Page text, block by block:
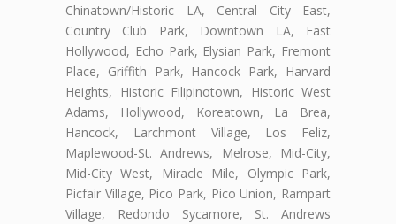
Chinatown/Historic LA, Central City East,
Country Club Park, Downtown LA, East
Hollywood, Echo Park, Elysian Park, Fremont
Place, Griffith Park, Hancock Park, Harvard
Heights, Historic Filipinotown, Historic West
Adams, Hollywood, Koreatown, La Brea,
Hancock, Larchmont Village, Los Feliz,
Maplewood-St. Andrews, Melrose, Mid-City,
Mid-City West, Miracle Mile, Olympic Park,
Picfair Village, Pico Park, Pico Union, Rampart
Village, Redondo Sycamore, St. Andrews